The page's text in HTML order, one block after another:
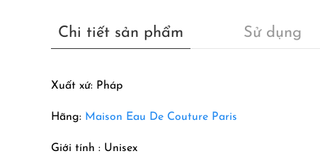
Chi tiết sản phẩm Sử dụng
Xuất xứ: Pháp
Hãng: Maison Eau De Couture Paris
Giới tính : Unisex